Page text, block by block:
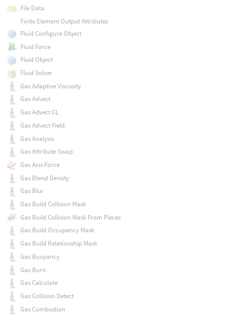
File Data
Finite Element Output Attributes
Fluid Configure Object
Fluid Force
Fluid Object
Fluid Solver
Gas Adaptive Viscosity
Gas Advect
Gas Advect CL
Gas Advect Field
Gas Analysis
Gas Attribute Swap
Gas Axis Force
Gas Blend Density
Gas Blur
Gas Build Collision Mask
Gas Build Collision Mask From Pieces
Gas Build Occupancy Mask
Gas Build Relationship Mask
Gas Buoyancy
Gas Burn
Gas Calculate
Gas Collision Detect
Gas Combustion